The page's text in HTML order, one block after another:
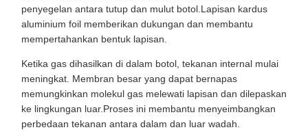
penyegelan antara tutup dan mulut botol.Lapisan kardus
aluminium foil memberikan dukungan dan membantu
mempertahankan bentuk lapisan.
Ketika gas dihasilkan di dalam botol, tekanan internal mulai
meningkat. Membran besar yang dapat bernapas
memungkinkan molekul gas melewati lapisan dan dilepaskan
ke lingkungan luar.Proses ini membantu menyeimbangkan
perbedaan tekanan antara dalam dan luar wadah.